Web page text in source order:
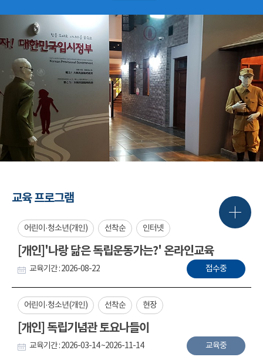
교육 프로그램
어린이·청소년(개인) 선착순 인터넷
[개인]'나랑 닮은 독립운동가는?' 온라인교육
교육기간 : 2026-08-22 접수중
어린이·청소년(개인) 선착순 현장
[개인] 독립기념관 토요나들이
교육기간 : 2026-03-14 ~2026-11-14 교육중